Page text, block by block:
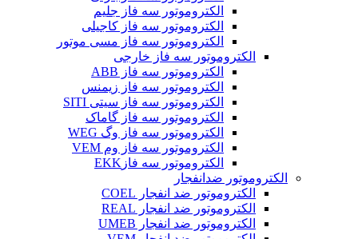
الکتروموتور سه فاز جلیم
الکتروموتور سه فاز کاجیلی
الکتروموتور سه فاز مسی موتور
الکتروموتور سه فاز خارجی
الکتروموتور سه فاز ABB
الکتروموتور سه فاز زیمنس
الکتروموتور سه فاز سیتی SITI
الکتروموتور سه فاز گاماک
الکتروموتور سه فاز وگ WEG
الکتروموتور سه فاز وم VEM
الکتروموتور سه فازEKK
الکتروموتور ضدانفجار
الکتروموتور ضد انفجار COEL
الکتروموتور ضد انفجار REAL
الکتروموتور ضد انفجار UMEB